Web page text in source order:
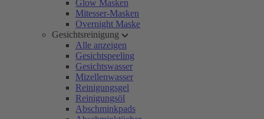
Glow Masken
Mitesser-Masken
Overnight Maske
Gesichtsreinigung
Alle anzeigen
Gesichtspeeling
Gesichtswasser
Mizellenwasser
Reinigungsgel
Reinigungsöl
Abschminkpads